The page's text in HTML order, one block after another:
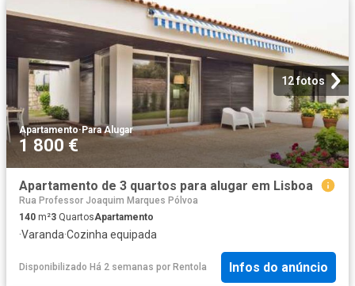
12 fotos
Apartamento·Para Alugar
1 800 €
Apartamento de 3 quartos para alugar em Lisboa
Rua Professor Joaquim Marques Pólvoa
140 m²3 QuartosApartamento
·Varanda·Cozinha equipada
Disponibilizado Há 2 semanas por Rentola Infos do anúncio